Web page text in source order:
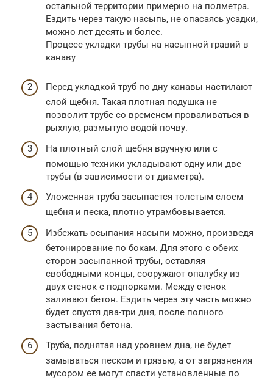
остальной территории примерно на полметра.
Ездить через такую насыпь, не опасаясь усадки,
можно лет десять и более.
Процесс укладки трубы на насыпной гравий в
канаву
Перед укладкой труб по дну канавы настилают
слой щебня. Такая плотная подушка не
позволит трубе со временем проваливаться в
рыхлую, размытую водой почву.
На плотный слой щебня вручную или с
помощью техники укладывают одну или две
трубы (в зависимости от диаметра).
Уложенная труба засыпается толстым слоем
щебня и песка, плотно утрамбовывается.
Избежать осыпания насыпи можно, произведя
бетонирование по бокам. Для этого с обеих
сторон засыпанной трубы, оставляя
свободными концы, сооружают опалубку из
двух стенок с подпорками. Между стенок
заливают бетон. Ездить через эту часть можно
будет спустя два-три дня, после полного
застывания бетона.
Труба, поднятая над уровнем дна, не будет
замываться песком и грязью, а от загрязнения
мусором ее могут спасти установленные по